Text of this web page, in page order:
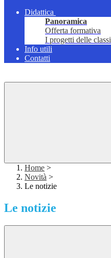
Didattica
Panoramica
Offerta formativa
I progetti delle classi
Info utili
Contatti
Home >
Novità >
Le notizie
Le notizie